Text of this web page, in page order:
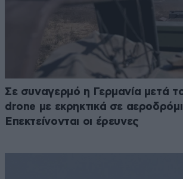
Σε συναγερμό η Γερμανία μετά
drone με εκρηκτικά σε
Επεκτείνονται οι έρευνες